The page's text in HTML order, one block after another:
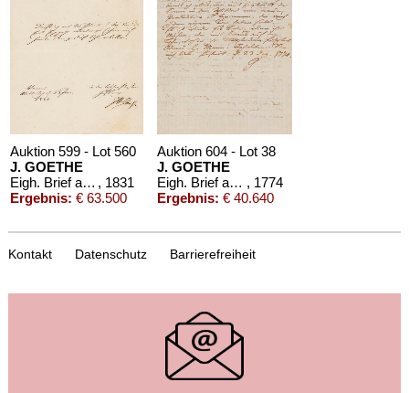
Schätzpreis:€ 1.500
Auktion 599 - Lot 560
J. GOETHE
Eigh. Brief an A. von Humboldt. 1/2 S. , 1831
Ergebnis: € 63.500
Auktion 604 - Lot 38
J. GOETHE
Eigh. Brief an Boie, 1774 , 1774
Ergebnis: € 40.640
Kontakt Datenschutz Barrierefreiheit